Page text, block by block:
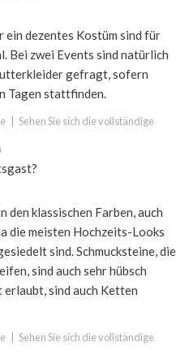
ein dezentes Kostüm sind für
Bei zwei Events sind natürlich
gefragt, sofern
Tagen stattfinden.
Sehen Sie sich die vollständige
den klassischen Farben, auch
die meisten Hochzeits-Looks
sind. Schmucksteine, die
sind auch sehr hübsch
erlaubt, sind auch Ketten
Sehen Sie sich die vollständige